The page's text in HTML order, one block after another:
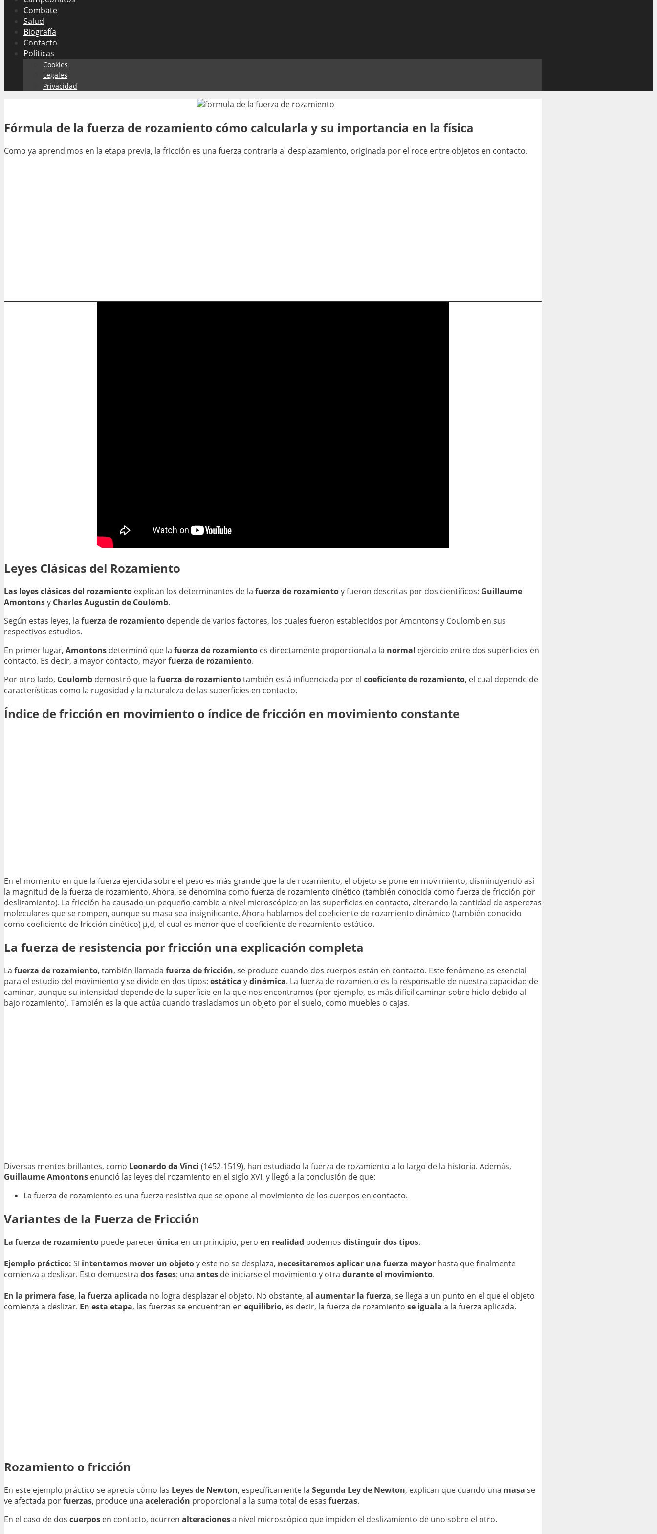
Combate
Salud
Biografía
Contacto
Políticas
Cookies
Legales
Privacidad
Fórmula de la fuerza de rozamiento cómo calcularla y su importancia en la física
Como ya aprendimos en la etapa previa, la fricción es una fuerza contraria al desplazamiento, originada por el roce entre objetos en contacto.
Leyes Clásicas del Rozamiento
Las leyes clásicas del rozamiento explican los determinantes de la fuerza de rozamientoy fueron descritas por dos científicos: Guillaume
Amontonsy Charles Augustin de Coulomb.
Según estas leyes, la fuerza de rozamiento depende de varios factores, los cuales fueron establecidos por Amontons y Coulomb en sus
respectivos estudios.
En primer lugar, Amontons determinó que la fuerza de rozamiento es directamente proporcional a la normal ejercicio entre dos superficies en
contacto. Es decir, a mayor contacto, mayorfuerza de rozamiento.
Por otro lado, Coulomb demostró que la fuerza de rozamientotambién está influenciada por el coeficiente de rozamiento, el cual depende de
características como la rugosidad y la naturaleza de las superficies en contacto.
Índice de fricción en movimiento o índice de fricción en movimiento constante
En el momento en que la fuerza ejercida sobre el peso es más grande que la de rozamiento, el objeto se pone en movimiento, disminuyendo así
la magnitud de la fuerza de rozamiento. Ahora, se denomina como fuerza de rozamiento cinético (también conocida como fuerza de fricción por
deslizamiento). La fricción ha causado un pequeño cambio a nivel microscópico en las superficies en contacto, alterando la cantidad de asperezas
moleculares que se rompen, aunque su masa sea insignificante. Ahora hablamos del coeficiente de rozamiento dinámico (también conocido
como coeficiente de fricción cinético) μ,d, el cual es menor que el coeficiente de rozamiento estático.
La fuerza de resistencia por fricción una explicación completa
La fuerza de rozamiento, también llamada fuerza de fricción, se produce cuando dos cuerpos están en contacto. Este fenómeno es esencial
para el estudio del movimiento y se divide en dos tipos: estática ydinámica. La fuerza de rozamiento es la responsable de nuestra capacidad de
caminar, aunque su intensidad depende de la superficie en la que nos encontramos (por ejemplo, es más difícil caminar sobre hielo debido al
bajo rozamiento). También es la que actúa cuando trasladamos un objeto por el suelo, como muebles o cajas.
Diversas mentes brillantes, como Leonardo da Vinci (1452-1519), han estudiado la fuerza de rozamiento a lo largo de la historia. Además,
Guillaume Amontons enunció las leyes del rozamiento en el siglo XVII y llegó a la conclusión de que:
La fuerza de rozamiento es una fuerza resistiva que se opone al movimiento de los cuerpos en contacto.
Variantes de la Fuerza de Fricción
La fuerza de rozamiento puede parecer única en un principio, pero en realidad podemos distinguir dos tipos.
Ejemplo práctico: Si intentamos mover un objetoy este no se desplaza, necesitaremos aplicar una fuerza mayor hasta que finalmente
comienza a deslizar. Esto demuestra dos fases: una antes de iniciarse el movimiento y otra durante el movimiento.
En la primera fase, la fuerza aplicada no logra desplazar el objeto. No obstante, al aumentar la fuerza, se llega a un punto en el que el objeto
comienza a deslizar. En esta etapa, las fuerzas se encuentran en equilibrio, es decir, la fuerza de rozamiento se iguala a la fuerza aplicada.
Rozamiento o fricción
En este ejemplo práctico se aprecia cómo las Leyes de Newton, específicamente la Segunda Ley de Newton, explican que cuando una masa se
ve afectada porfuerzas, produce una aceleración proporcional a la suma total de esas fuerzas.
En el caso de dos cuerpos en contacto, ocurren alteracionesa nivel microscópico que impiden el deslizamiento de uno sobre el otro.